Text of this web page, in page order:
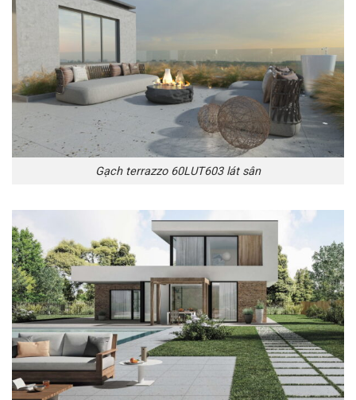
Gạch terrazzo 60LUT603 lát sân